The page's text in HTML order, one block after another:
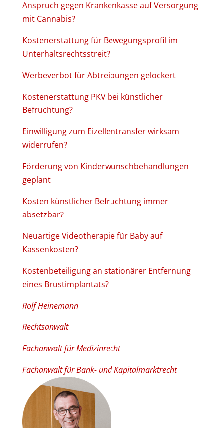
Anspruch gegen Krankenkasse auf Versorgung
mit Cannabis?
Kostenerstattung für Bewegungsprofil im
Unterhaltsrechtsstreit?
Werbeverbot für Abtreibungen gelockert
Kostenerstattung PKV bei künstlicher
Befruchtung?
Einwilligung zum Eizellentransfer wirksam
widerrufen?
Förderung von Kinderwunschbehandlungen
geplant
Kosten künstlicher Befruchtung immer
absetzbar?
Neuartige Videotherapie für Baby auf
Kassenkosten?
Kostenbeteiligung an stationärer Entfernung
eines Brustimplantats?
Rolf Heinemann
Rechtsanwalt
Fachanwalt für Medizinrecht
Fachanwalt für Bank- und Kapitalmarktrecht